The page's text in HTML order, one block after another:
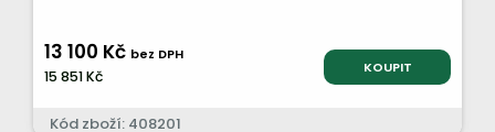
13 100 Kč bez DPH
15 851 Kč KOUPIT
Kód zboží: 408201